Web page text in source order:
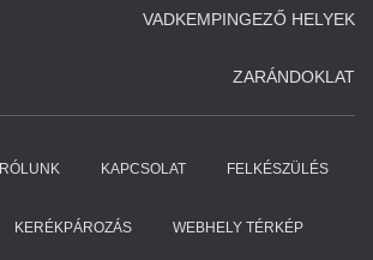
VADKEMPINGEZŐ HELYEK
ZARÁNDOKLAT
RÓLUNK KAPCSOLAT FELKÉSZÜLÉS
KERÉKPÁROZÁS WEBHELY TÉRKÉP